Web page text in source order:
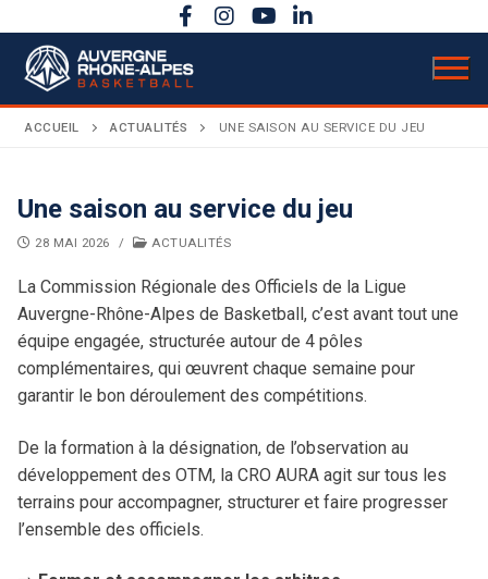
au
contenu
LIGUE
Présentation
Bureau directeur
Comité directeur
Carrière
Budget & chiffres clés
Partenaires
Charte graphique
ACTUALITÉS
COMPÉTITIONS
Calendrier sportif
Règlements
Finales régionales
Engagements
Brûlages
ACTIVITÉS
Évènements
Assemblée Générale
Camps AuRA
Camps Arbitres
Basket Santé
3×3
Démarche clubs
DOCUMENTATION
Bulletins officiels
Procès-Verbaux
Comité directeur
Commissions
ACCUEIL ACTUALITÉS UNE SAISON AU SERVICE DU JEU
Une saison au service du jeu
28 MAI 2026 / ACTUALITÉS
La Commission Régionale des Officiels de la Ligue
Auvergne-Rhône-Alpes de Basketball, c’est avant tout une
équipe engagée, structurée autour de 4 pôles
complémentaires, qui œuvrent chaque semaine pour
garantir le bon déroulement des compétitions.
De la formation à la désignation, de l’observation au
développement des OTM, la CRO AURA agit sur tous les
terrains pour accompagner, structurer et faire progresser
l’ensemble des officiels.